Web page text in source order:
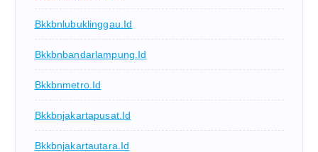
Bkkbnlubuklinggau.id
Bkkbnbandarlampung.id
Bkkbnmetro.id
Bkkbnjakartapusat.id
Bkkbnjakartautara.id